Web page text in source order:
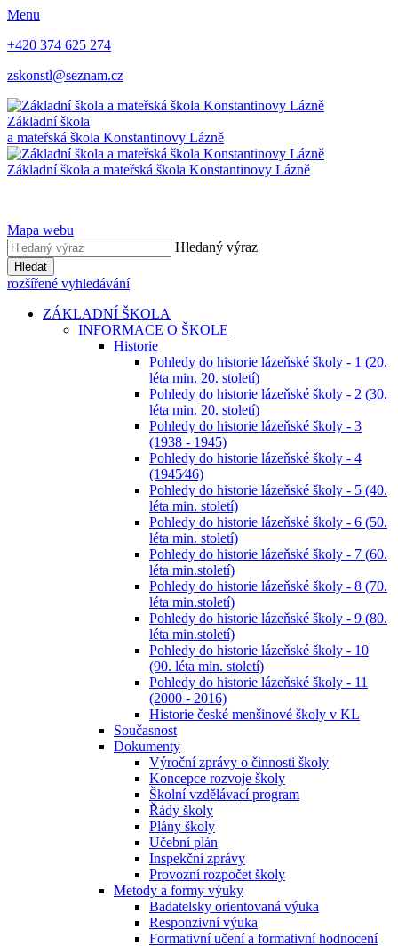
Menu
+420 374 625 274
zskonstl@seznam.cz
Základní škola
a mateřská škola Konstantinovy Lázně
Základní škola a mateřská škola Konstantinovy Lázně
Mapa webu
Hledaný výraz
Hledat
rozšířené vyhledávání
ZÁKLADNÍ ŠKOLA
INFORMACE O ŠKOLE
Historie
Pohledy do historie lázeňské školy - 1 (20.
léta min. 20. století)
Pohledy do historie lázeňské školy - 2 (30.
léta min. 20. století)
Pohledy do historie lázeňské školy - 3
(1938 - 1945)
Pohledy do historie lázeňské školy - 4
(1945⁄46)
Pohledy do historie lázeňské školy - 5 (40.
léta min. století)
Pohledy do historie lázeňské školy - 6 (50.
léta min. století)
Pohledy do historie lázeňské školy - 7 (60.
léta min.století)
Pohledy do historie lázeňské školy - 8 (70.
léta min.století)
Pohledy do historie lázeňské školy - 9 (80.
léta min.století)
Pohledy do historie lázeňské školy - 10
(90. léta min. století)
Pohledy do historie lázeňské školy - 11
(2000 - 2016)
Historie české menšinové školy v KL
Současnost
Dokumenty
Výroční zprávy o činnosti školy
Koncepce rozvoje školy
Školní vzdělávací program
Řády školy
Plány školy
Učební plán
Inspekční zprávy
Provozní rozpočet školy
Metody a formy výuky
Badatelsky orientovaná výuka
Responzivní výuka
Formativní učení a formativní hodnocení